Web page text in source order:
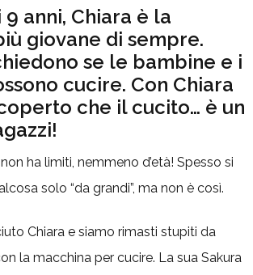
9 anni, Chiara è la
giovane di sempre.
se le bambine e i
cucire. Con Chiara
che il cucito… è un
ha limiti, nemmeno d’età! Spesso si
solo “da grandi”, ma non è così.
Chiara e siamo rimasti stupiti da
la macchina per cucire. La sua Sakura